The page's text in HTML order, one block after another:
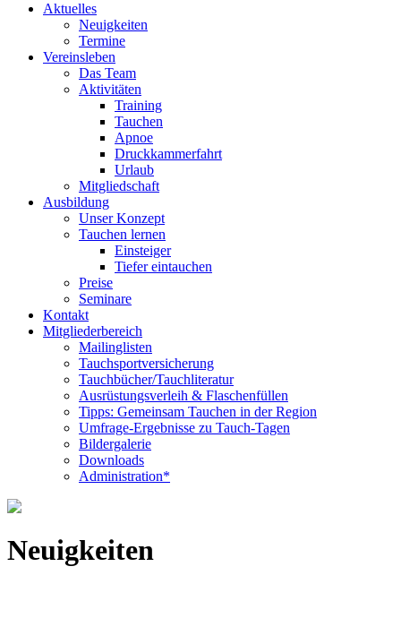
Aktuelles
Neuigkeiten
Termine
Vereinsleben
Das Team
Aktivitäten
Training
Tauchen
Apnoe
Druckkammerfahrt
Urlaub
Mitgliedschaft
Ausbildung
Unser Konzept
Tauchen lernen
Einsteiger
Tiefer eintauchen
Preise
Seminare
Kontakt
Mitgliederbereich
Mailinglisten
Tauchsportversicherung
Tauchbücher/Tauchliteratur
Ausrüstungsverleih & Flaschenfüllen
Tipps: Gemeinsam Tauchen in der Region
Umfrage-Ergebnisse zu Tauch-Tagen
Bildergalerie
Downloads
Administration*
Neuigkeiten